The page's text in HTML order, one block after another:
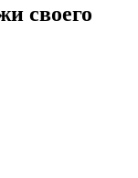
своего